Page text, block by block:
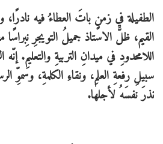
الطفيلة في زمنٍ باتَ العطاءُ فيه
القيم، ظلَّ الاستاذ جميلُ التويجرِ نِبراسًا
اللامحدودِ في ميدانِ التربيةِ والتعليمِ.
سبيلِ رفعةِ العلمِ، ونقاءِ الكلمةِ، وسموِّ
نذرَ نفسَهُ لأجلها.